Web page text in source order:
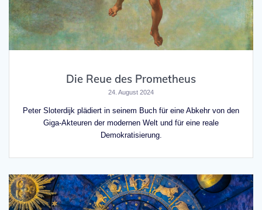
Die Reue des Prometheus
24. August 2024
Peter Sloterdijk plädiert in seinem Buch für eine Abkehr von den
Giga-Akteuren der modernen Welt und für eine reale
Demokratisierung.